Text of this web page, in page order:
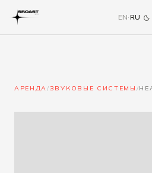
EN·RU
АРЕНДА/ЗВУКОВЫЕ СИСТЕМЫ /